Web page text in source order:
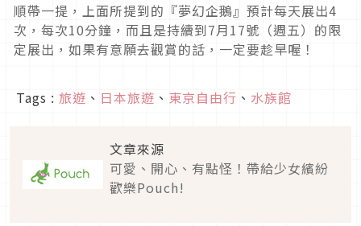
順帶一提，上面所提到的『夢幻企鵝』預計每天展出4
次，每次10分鐘，而且是持續到7月17號（週五）的限
定展出，如果有意願去觀賞的話，一定要趁早喔！
Tags : 旅遊 、 日本旅遊 、 東京自由行 、 水族館
文章來源
可愛、開心、有點怪！帶給少女繽紛
歡樂Pouch!